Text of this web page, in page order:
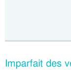
Imparfait des